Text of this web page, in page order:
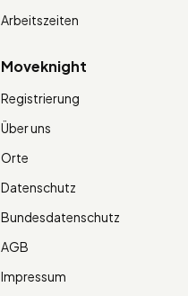
Arbeitszeiten
Moveknight
Registrierung
Über uns
Orte
Datenschutz
Bundesdatenschutz
AGB
Impressum